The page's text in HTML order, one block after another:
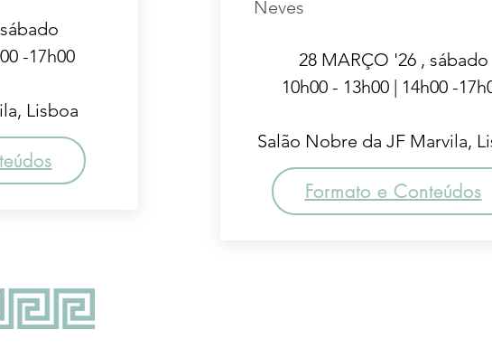
-17h00
Lisboa
Neves
28 MARÇO '26 , sábado
10h00 - 13h00 | 14h00 -
Salão Nobre da JF Marvila,
Formato e Conteúdos